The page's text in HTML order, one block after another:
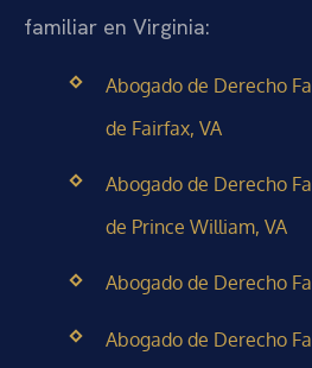
familiar en Virginia:
Abogado de Derecho
de Fairfax, VA
Abogado de Derecho
de Prince William, VA
Abogado de Derecho
Abogado de Derecho